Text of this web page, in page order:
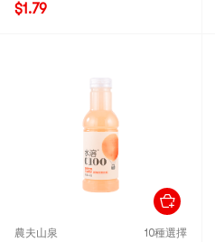
$1.79
農夫山泉 10種選擇